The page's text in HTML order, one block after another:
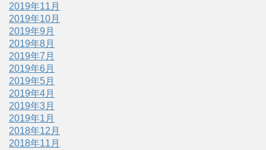
2019年11月
2019年10月
2019年9月
2019年8月
2019年7月
2019年6月
2019年5月
2019年4月
2019年3月
2019年1月
2018年12月
2018年11月